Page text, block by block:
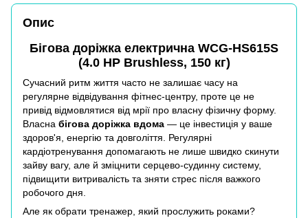
Опис
Бігова доріжка електрична WCG-HS615S
(4.0 HP Brushless, 150 кг)
Сучасний ритм життя часто не залишає часу на
регулярне відвідування фітнес-центру, проте це не
привід відмовлятися від мрії про власну фізичну форму.
Власна бігова доріжка вдома — це інвестиція у ваше
здоров'я, енергію та довголіття. Регулярні
кардіотренування допомагають не лише швидко скинути
зайву вагу, але й зміцнити серцево-судинну систему,
підвищити витривалість та зняти стрес після важкого
робочого дня.
Але як обрати тренажер, який прослужить роками?